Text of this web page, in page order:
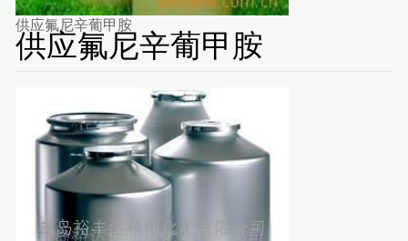
供应氟尼辛葡甲胺
供应氟尼辛葡甲胺